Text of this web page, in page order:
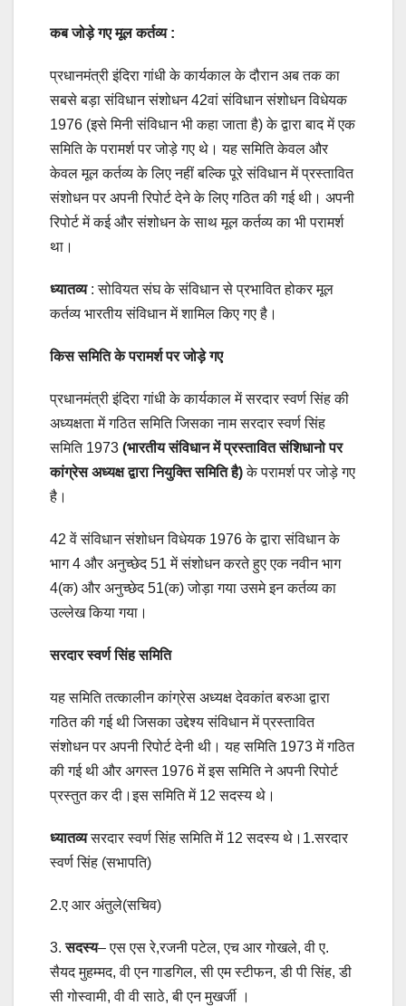
कब जोड़े गए मूल कर्तव्य :
प्रधानमंत्री इंदिरा गांधी के कार्यकाल के दौरान अब तक का
सबसे बड़ा संविधान संशोधन 42वां संविधान संशोधन विधेयक
1976 (इसे मिनी संविधान भी कहा जाता है) के द्वारा बाद में एक
समिति के परामर्श पर जोड़े गए थे। यह समिति केवल और
केवल मूल कर्तव्य के लिए नहीं बल्कि पूरे संविधान में प्रस्तावित
संशोधन पर अपनी रिपोर्ट देने के लिए गठित की गई थी। अपनी
रिपोर्ट में कई और संशोधन के साथ मूल कर्तव्य का भी परामर्श
था।
ध्यातव्य: सोवियत संघ के संविधान से प्रभावित होकर मूल
कर्तव्य भारतीय संविधान में शामिल किए गए है।
किस समिति के परामर्श पर जोड़े गए
प्रधानमंत्री इंदिरा गांधी के कार्यकाल में सरदार स्वर्ण सिंह की
अध्यक्षता में गठित समिति जिसका नाम सरदार स्वर्ण सिंह
समिति 1973 (भारतीय संविधान में प्रस्तावित संशिधानो पर
कांग्रेस अध्यक्ष द्वारा नियुक्ति समिति है)के परामर्श पर जोड़े गए
है।
42 वें संविधान संशोधन विधेयक 1976 के द्वारा संविधान के
भाग 4 और अनुच्छेद 51 में संशोधन करते हुए एक नवीन भाग
4(क) और अनुच्छेद 51(क) जोड़ा गया उसमे इन कर्तव्य का
उल्लेख किया गया।
सरदार स्वर्ण सिंह समिति
यह समिति तत्कालीन कांग्रेस अध्यक्ष देवकांत बरुआ द्वारा
गठित की गई थी जिसका उद्देश्य संविधान में प्रस्तावित
संशोधन पर अपनी रिपोर्ट देनी थी। यह समिति 1973 में गठित
की गई थी और अगस्त 1976 में इस समिति ने अपनी रिपोर्ट
प्रस्तुत कर दी।इस समिति में 12 सदस्य थे।
ध्यातव्यसरदार स्वर्ण सिंह समिति में 12 सदस्य थे।1.सरदार
स्वर्ण सिंह (सभापति)
2.ए आर अंतुले(सचिव)
3.सदस्य– एस एस रे,रजनी पटेल, एच आर गोखले, वी ए.
सैयद मुहम्मद, वी एन गाडगिल, सी एम स्टीफन, डी पी सिंह, डी
सी गोस्वामी, वी वी साठे, बी एन मुखर्जी ।